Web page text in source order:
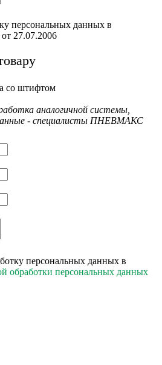
персональных данных в
27.07.2006
со штифтом
аналогичной системы,
- специалисты ПНЕВМАКС
персональных данных в
обработки персональных данных